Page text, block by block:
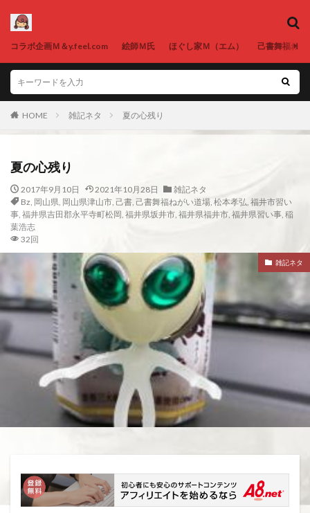
コラボ企画Ｍ＆y.feel.com 絵師Ｍ氏 ほぐし家Ｍ（エム） 己書舞福ねが
HOME 雑記ネタ 夏の心残り
夏の心残り
2017年9月10日 2021年10月28日
雑記ネタ
Bz, 岡山県, 岡山県津山市, 己書, 己書舞福ねがい道場, 松本孝弘, 福井市習い
事, 福井県吉田郡永平寺町松岡, 福井県坂井市, 福井県福井市, 福井県習い事, 稲
葉浩志
32回
雑記ネタ